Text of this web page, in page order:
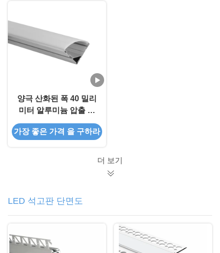
양극 산화된 폭 40 밀리
미터 알루미늄 압출 코
너는 90 도를 돋보이게
합니다
가장 좋은 가격 을 구하라
더 보기
LED 석고판 단면도